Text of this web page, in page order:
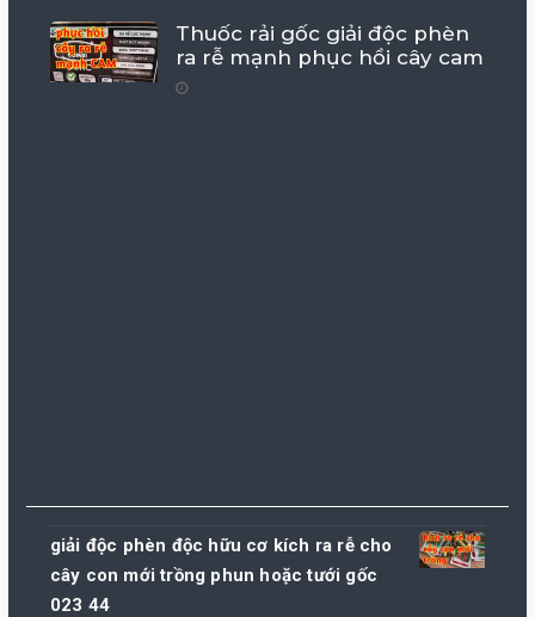
Thuốc rải gốc giải độc phèn
ra rễ mạnh phục hồi cây cam
giải độc phèn độc hữu cơ kích ra rễ cho
cây con mới trồng phun hoặc tưới gốc
023 44